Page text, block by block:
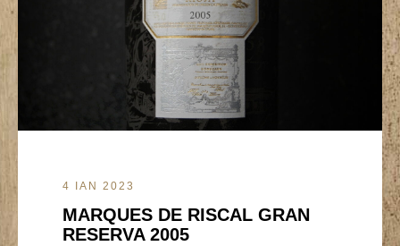
4 ΙΑΝ 2023
MARQUES DE RISCAL GRAN
RESERVA 2005